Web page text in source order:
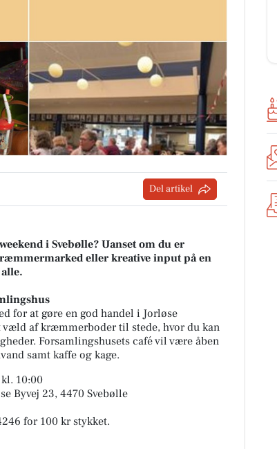
Del artikel
i Svebølle? Uanset om du er
eller kreative input på en
for at gøre en god handel i Jorløse
af kræmmerboder til stede, hvor du kan
Forsamlingshusets café vil være åben
samt kaffe og kage.
10:00
Byvej 23, 4470 Svebølle
for 100 kr stykket.